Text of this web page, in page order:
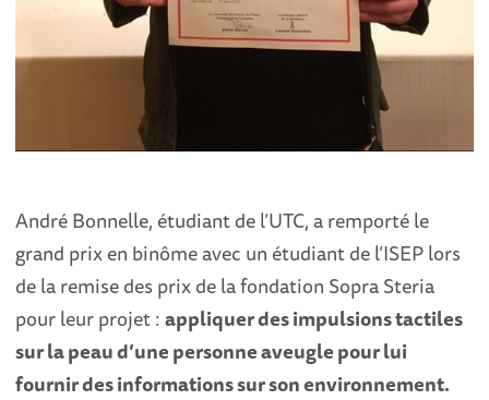
André Bonnelle, étudiant de l’UTC, a remporté le
grand prix en binôme avec un étudiant de l’ISEP lors
de la remise des prix de la fondation Sopra Steria
pour leur projet :appliquer des impulsions tactiles
sur la peau d’une personne aveugle pour lui
fournir des informations sur son environnement.